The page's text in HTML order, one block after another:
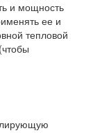
и мощность
ее и
тепловой